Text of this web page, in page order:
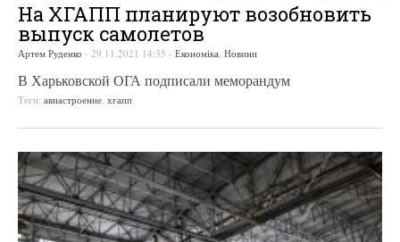
На ХГАПП планируют возобновить
выпуск самолетов
Артем Руденко - 29.11.2021 14:35 - Економіка, Новини
В Харьковской ОГА подписали меморандум
Теги: авиастроение, хгапп